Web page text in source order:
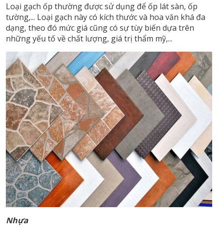
Loại gạch ốp thường được sử dụng để ốp lát sàn, ốp
tường,... Loại gạch này có kích thước và hoa văn khá đa
dạng, theo đó mức giá cũng có sự tùy biến dựa trên
những yếu tố về chất lượng, giá trị thẩm mỹ,...
Nhựa